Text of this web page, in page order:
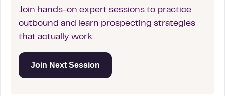
Join hands-on expert sessions to practice
outbound and learn prospecting strategies
that actually work
Join Next Session